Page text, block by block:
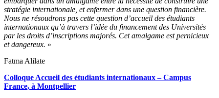
stratégie internationale, et enfermer dans une question financière.
Nous ne résoudrons pas cette question d’accueil des étudiants
internationaux qu’à travers l’idée du financement des Universités
par les droits d’inscriptions majorés. Cet amalgame est pernicieux
et dangereux. »
Fatma Alilate
Colloque Accueil des étudiants internationaux – Campus
France, à Montpellier